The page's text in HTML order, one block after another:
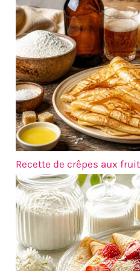
de
un
Recette de crêpes aux